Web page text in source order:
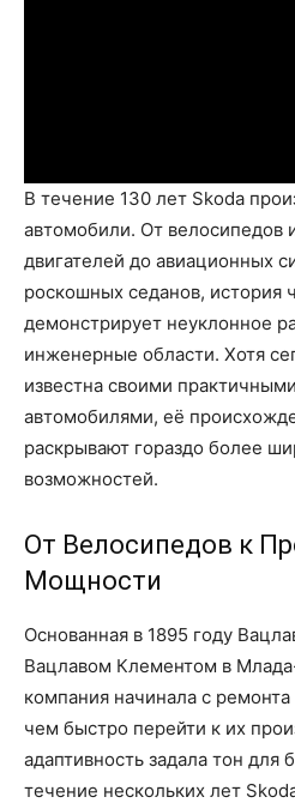
В течение 130 лет Skoda
автомобили. От
двигателей до авиационных
роскошных седанов, история
демонстрирует неуклонное
инженерные области. Хотя
известна своими
автомобилями, её
раскрывают гораздо более
возможностей.
От Велосипедов к
Мощности
Основанная в 1895 году
Вацлавом Клементом в
компания начинала с
чем быстро перейти к их
адаптивность задала тон для
течение нескольких лет